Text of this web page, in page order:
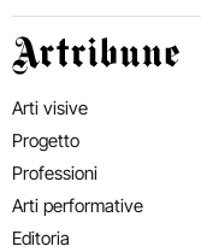
Artribune
Arti visive
Progetto
Professioni
Arti performative
Editoria